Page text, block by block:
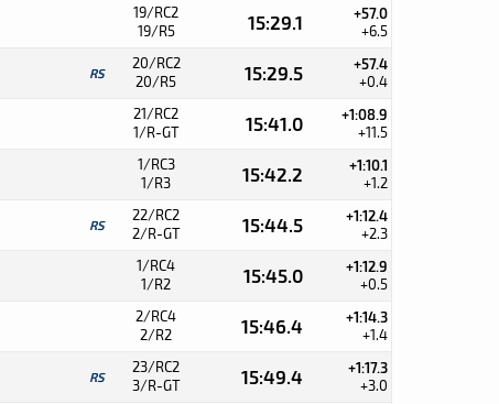
19/RC2
19/R5
15:29.1 +57.0
+6.5
RS
20/RC2
20/R5
15:29.5 +57.4
+0.4
21/RC2
1/R-GT
15:41.0 +1:08.9
+11.5
1/RC3
1/R3
15:42.2 +1:10.1
+1.2
RS
22/RC2
2/R-GT
15:44.5 +1:12.4
+2.3
1/RC4
1/R2
15:45.0 +1:12.9
+0.5
2/RC4
2/R2
15:46.4 +1:14.3
+1.4
RS
23/RC2
3/R-GT
15:49.4 +1:17.3
+3.0